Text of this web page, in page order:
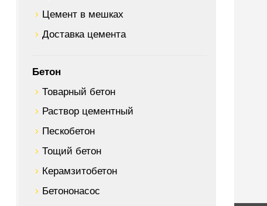
Цемент в мешках
Доставка цемента
Бетон
Товарный бетон
Раствор цементный
Пескобетон
Тощий бетон
Керамзитобетон
Бетононасос